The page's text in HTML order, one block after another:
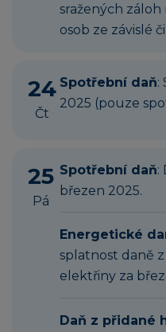
sražených
osob ze závislé
24
Čt
Spotřební daň:
2025 (pouze
25
Pá
Spotřební daň:
březen 2025.
Energetické
splatnost daně
elektřiny za
Daň z přidané